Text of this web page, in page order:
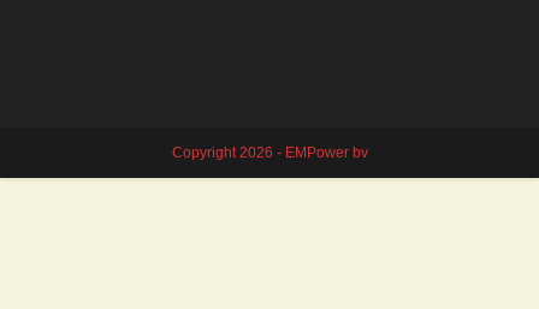
Copyright 2026 - EMPower bv